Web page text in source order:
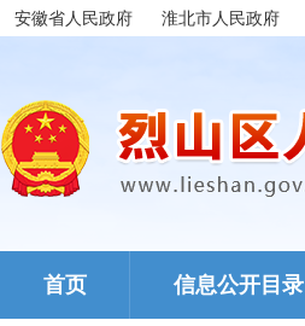
安徽省人民政府 淮北市人民政府
首页 信息公开目录